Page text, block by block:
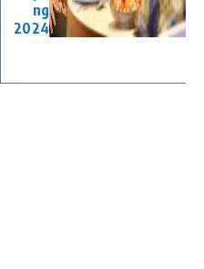
ng
2024